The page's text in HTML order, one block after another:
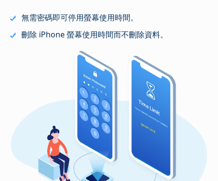
無需密碼即可停用螢幕使用時間。
刪除 iPhone 螢幕使用時間而不刪除資料。